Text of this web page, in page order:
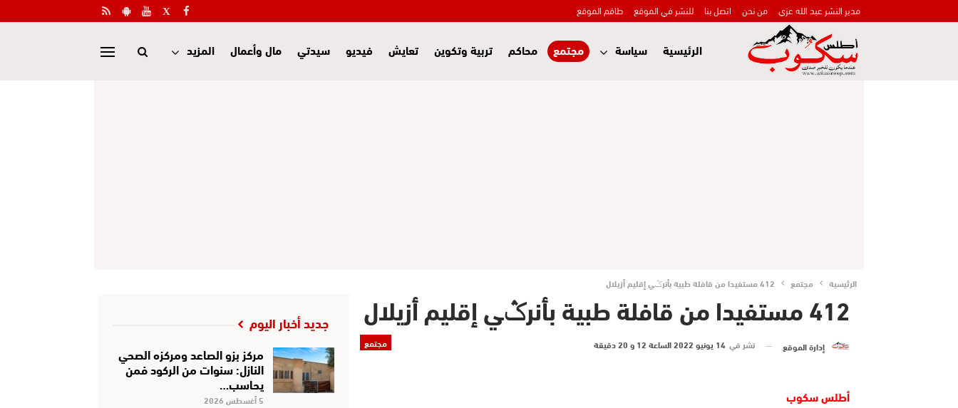
مدير النشر عبد الله عزي من نحن اتصل بنا للنشر في الموقع طاقم الموقع
الرئيسية سياسة مجتمع محاكم تربية وتكوين تعايش فيديو سيدتي مال وأعمال المزيد
الرئيسية مجتمع 412 مستفيدا من قافلة طبية بأنرݣي إقليم أزيلال
412 مستفيدا من قافلة طبية بأنرݣي إقليم أزيلال
مجتمع إدارة الموقع نشر في 14 يونيو 2022 الساعة 12 و 20 دقيقة
أطلس سكوب
جديد أخبار اليوم
مركز بزو الصاعد ومركزه الصحي
النازل: سنوات من الركود فمن
يحاسب…
5 أغسطس 2026